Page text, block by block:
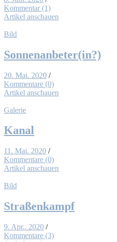
Kommentar (1)
Artikel anschauen
Bild
Sonnenanbeter(in?)
20. Mai. 2020 /
Kommentare (0)
Artikel anschauen
Galerie
Ka­nal
11. Mai. 2020 /
Kommentare (0)
Artikel anschauen
Bild
Stra­ßen­kampf
9. Apr.. 2020 /
Kommentare (3)